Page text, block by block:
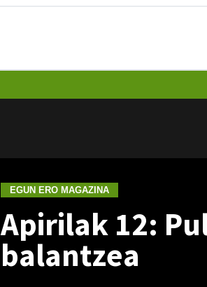
EGUN ERO MAGAZINA
Apirilak 12:
balantzea